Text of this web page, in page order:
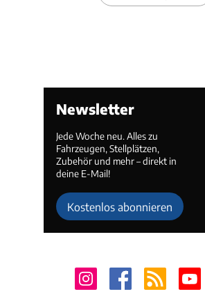
Newsletter
Jede Woche neu. Alles zu
Fahrzeugen, Stellplätzen,
Zubehör und mehr – direkt in
deine E-Mail!
Kostenlos abonnieren